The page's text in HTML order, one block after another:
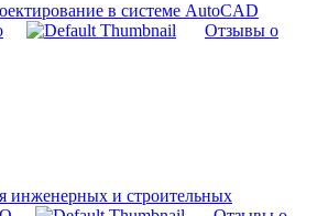
в системе AutoCAD
Отзывы о
инженерных и строительных